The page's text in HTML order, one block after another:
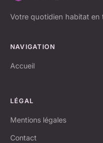
Votre quotidien habitat en
NAVIGATION
Accueil
LÉGAL
Mentions légales
Contact